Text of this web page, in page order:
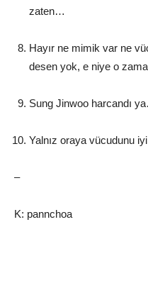
zaten…
Hayır ne mimik var ne
desen yok, e niye o
Sung Jinwoo harcandı
Yalnız oraya vücudunu
–
K: pannchoa